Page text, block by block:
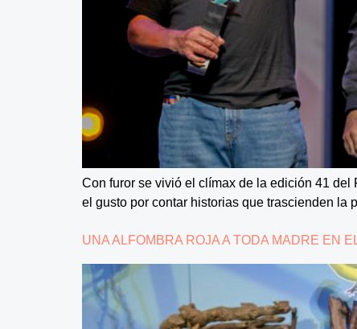
Con furor se vivió el clímax de la edición 41
el gusto por contar historias que trascienden
UNA ALFOMBRA ROJA A TODA MADRE EN